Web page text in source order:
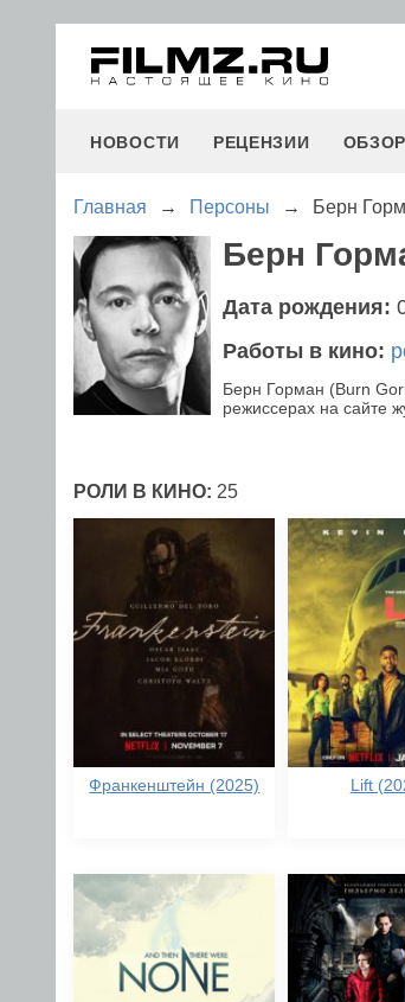
НОВОСТИ РЕЦЕНЗИИ
Главная → Персоны → Берн
Берн
Дата рождения:
Работы в кино:
Берн Горман (Burn
режиссерах на сайте
РОЛИ В КИНО: 25
Франкенштейн (2025) Lift